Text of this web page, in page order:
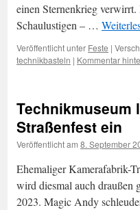
einen Sternenkrieg
Schaulustigen – …
Veröffentlicht unter Feste |
technikbasteln | Kommentar
Technikmuseum
Straßenfest ein
Veröffentlicht am 8. September
Ehemaliger Kamerafabrik-
wird diesmal auch draußen
2023. Magic Andy